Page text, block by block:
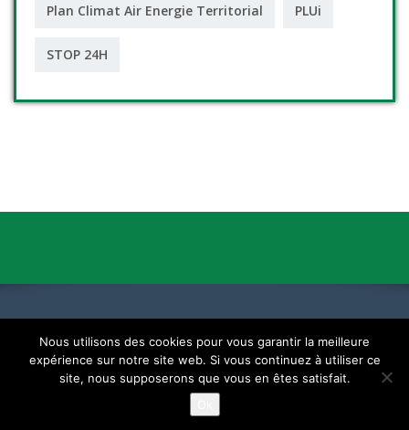
Plan Climat Air Energie Territorial PLUi
STOP 24H
Un autre monde existe, il est dans celui-ci
Nous utilisons des cookies pour vous garantir la meilleure
expérience sur notre site web. Si vous continuez à utiliser ce
site, nous supposerons que vous en êtes satisfait.